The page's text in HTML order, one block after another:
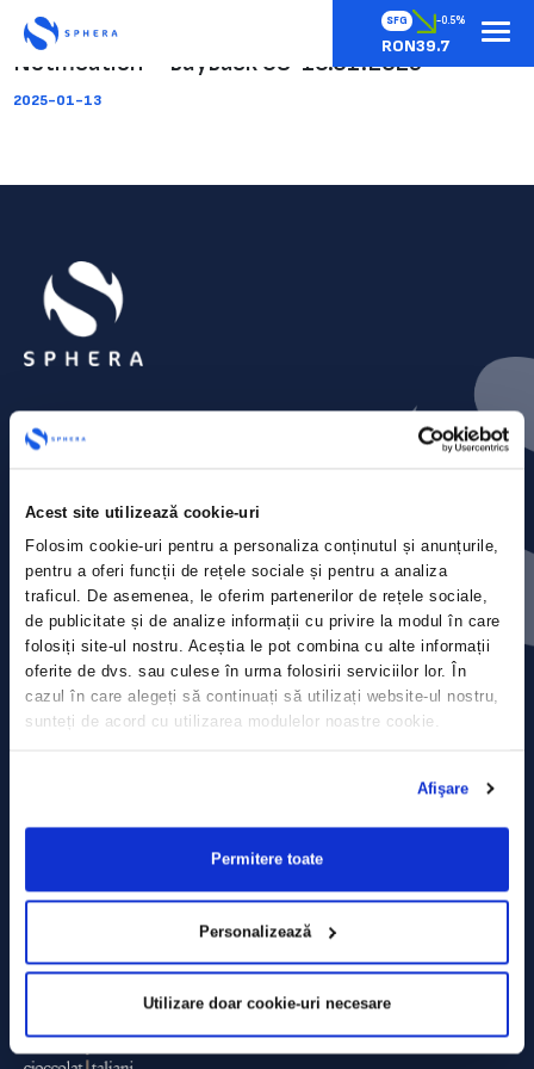
Acest site utilizează cookie-uri
Folosim cookie-uri pentru a personaliza conținutul și anunțurile,
pentru a oferi funcții de rețele sociale și pentru a analiza
traficul. De asemenea, le oferim partenerilor de rețele sociale,
de publicitate și de analize informații cu privire la modul în care
folosiți site-ul nostru. Aceștia le pot combina cu alte informații
oferite de dvs. sau culese în urma folosirii serviciilor lor. În
cazul în care alegeți să continuați să utilizați website-ul nostru,
sunteți de acord cu utilizarea modulelor noastre cookie.
Afişare
Permitere toate
Personalizează
Utilizare doar cookie-uri necesare
SFG -0.5%
RON39.7
Notification – buyback 08-10.01.2025
2025-01-13
Press releases
Privacy Policy
Contact
Data Processing policy